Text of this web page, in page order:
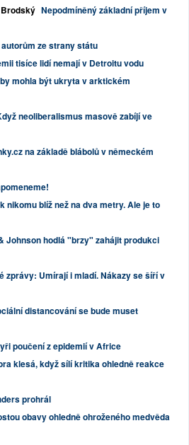
Nepodmíněný základní příjem v
ze strany státu
tisíce lidí nemají v Detroitu vodu
mohla být ukryta v arktickém
neoliberalismus masově zabíjí ve
na základě blábolů v německém
nikomu blíž než na dva metry. Ale je to
Johnson hodlá "brzy" zahájit produkci
zprávy: Umírají i mladí. Nákazy se šíří v
distancování se bude muset
poučení z epidemií v Africe
klesá, když sílí kritika ohledně reakce
prohrál
obavy ohledně ohroženého medvěda